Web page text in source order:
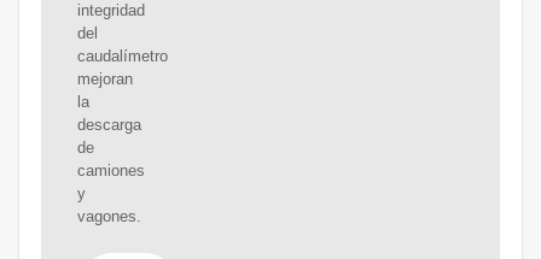
integridad
del
caudalímetro
mejoran
la
descarga
de
camiones
y
vagones.